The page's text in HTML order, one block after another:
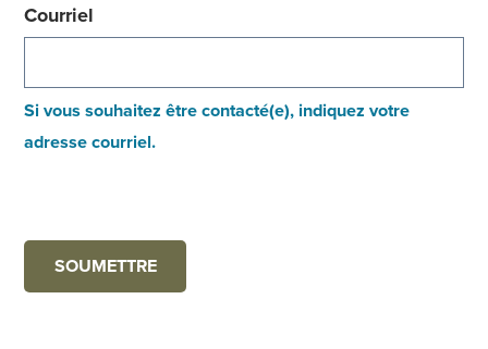
Courriel
Si vous souhaitez être contacté(e), indiquez votre
adresse courriel.